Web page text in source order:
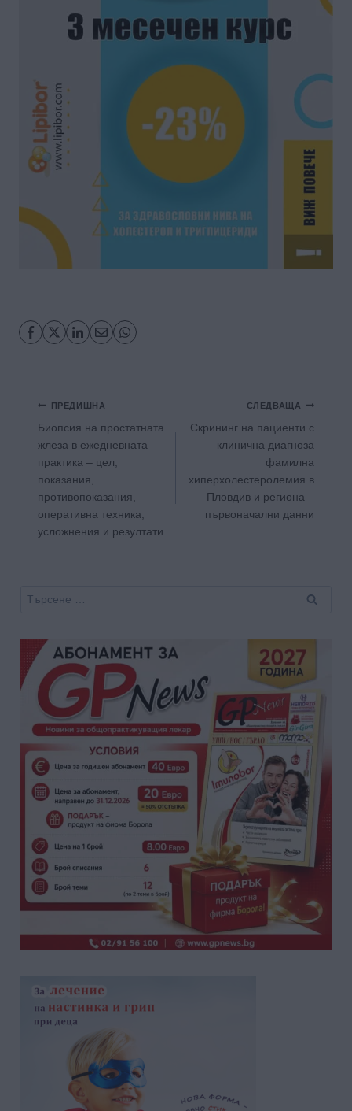
Навигация
ПРЕДИШНА
Биопсия на простатната
жлеза в ежедневната
практика – цел,
показания,
противопоказания,
оперативна техника,
усложнения и резултати
СЛЕДВАЩА
Скрининг на пациенти с
клинична диагноза
фамилна
хиперхолестеролемия в
Пловдив и региона –
първоначални данни
Търсене